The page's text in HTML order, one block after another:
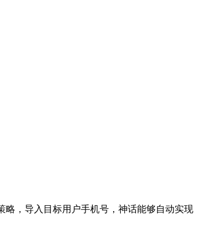
，导入目标用户手机号，神话能够自动实现